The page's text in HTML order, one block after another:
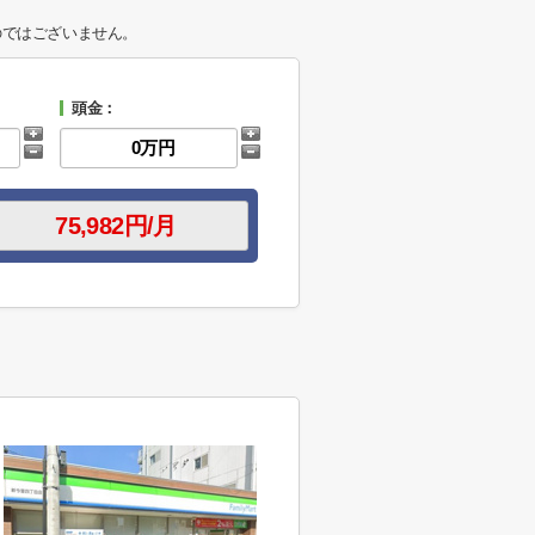
はございません。
頭金：